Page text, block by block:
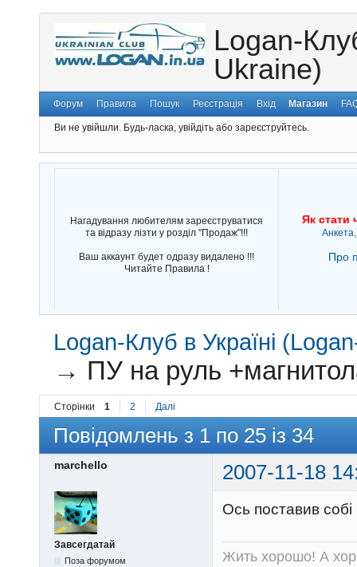
Logan-
Ukraine)
Форум Правила Пошук Реєстрація Вхід Магазин
Ви не увійшли. Будь-ласка, увійдіть або зареєструйтесь.
Нагадування любителям зареєструватися
та відразу лізти у розділ "Продаж"!!!
Ваш аккаунт будет одразу видалено !!!
Читайте Правила !
Як стати
Про
Logan-Клуб в Україні
→ ПУ на руль
Сторінки 1 2 Далі
Повідомлень з 1 по 25 із 34
marchello 2007-11-18
Завсегдатай
Поза форумом
Ось поставив
Жить хорошо! А